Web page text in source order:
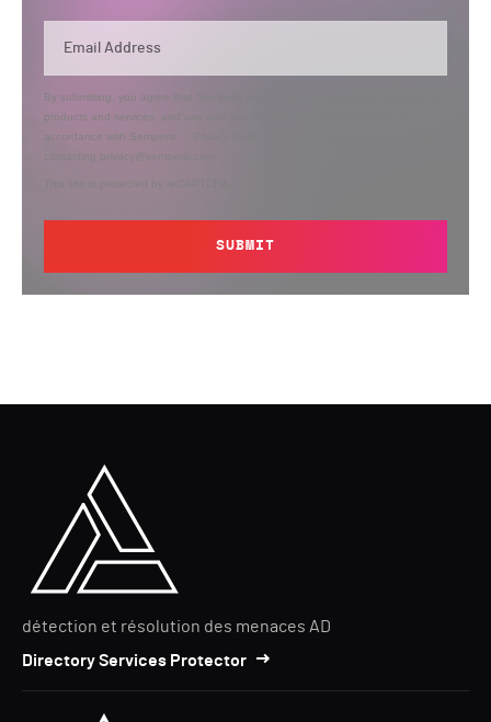
By submitting, you agree that Semperis may send you information regarding its
products and services, and use and process your personal information in
accordance with Semperis’
contacting privacy@semperis.com.
This site is protected by reCAPTCHA.
SUBMIT
détection et résolution des menaces AD
Directory Services Protector